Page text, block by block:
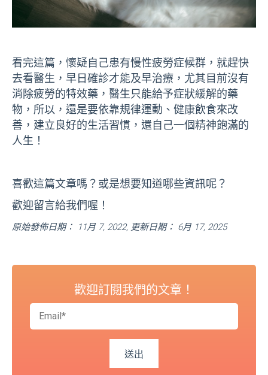
看完這篇，懷疑自己患有慢性疲勞症候群，就趕快
去看醫生，早日確診才能及早治療，尤其目前沒有
消除疲勞的特效藥，醫生只能給予症狀緩解的藥
物，所以，還是要依靠規律運動、健康飲食來改
善，建立良好的生活習慣，還自己一個精神飽滿的
人生！
喜歡這篇文章嗎？或是想要知道哪些資訊呢？
歡迎留言給我們喔！
原始發佈日期： 11月 7, 2022, 更新日期： 6月 17, 2025
歡迎訂閱我們的文章！